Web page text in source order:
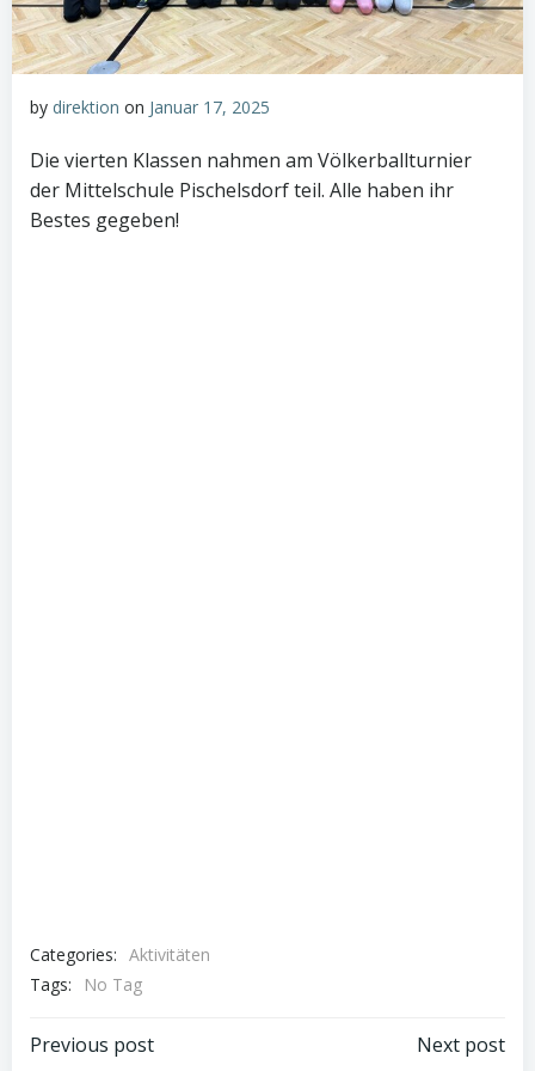
by direktion on Januar 17, 2025
Die vierten Klassen nahmen am Völkerballturnier
der Mittelschule Pischelsdorf teil. Alle haben ihr
Bestes gegeben!